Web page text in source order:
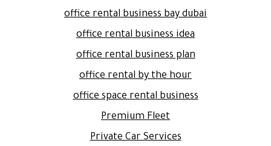
office rental business bay dubai
office rental business idea
office rental business plan
office rental by the hour
office space rental business
Premium Fleet
Private Car Services